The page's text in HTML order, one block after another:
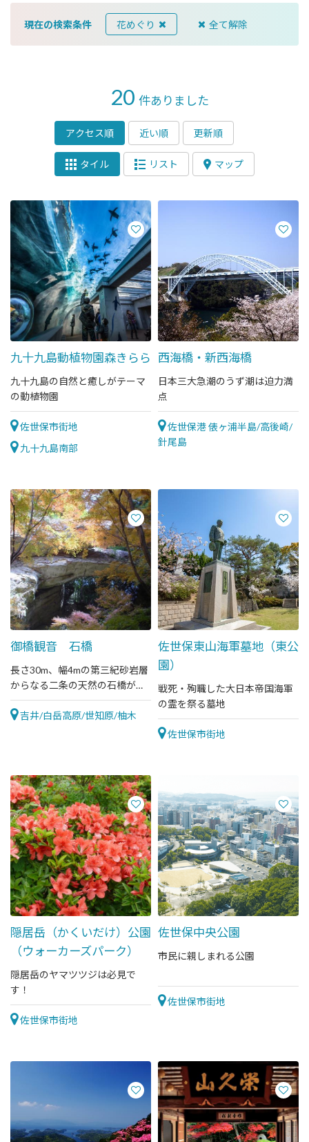
現在の検索条件 花めぐり 全て解除
20 件ありました
アクセス順 近い順 更新順
タイル リスト マップ
九十九島動植物園森きらら
九十九島の自然と癒しがテーマ
の動植物園
佐世保市街地
九十九島南部
西海橋・新西海橋
日本三大急潮のうず潮は迫力満
点
佐世保港 俵ヶ浦半島/高後崎/
針尾島
御橋観音 石橋
長さ30m、幅4mの第三紀砂岩層
からなる二条の天然の石橋が天
の浮き橋のように架かっている
吉井/白岳高原/世知原/柚木
佐世保東山海軍墓地（東公
園）
戦死・殉職した大日本帝国海軍
の霊を祭る墓地
佐世保市街地
隠居岳（かくいだけ）公園
（ウォーカーズパーク）
隠居岳のヤマツツジは必見で
す！
佐世保市街地
佐世保中央公園
市民に親しまれる公園
佐世保市街地